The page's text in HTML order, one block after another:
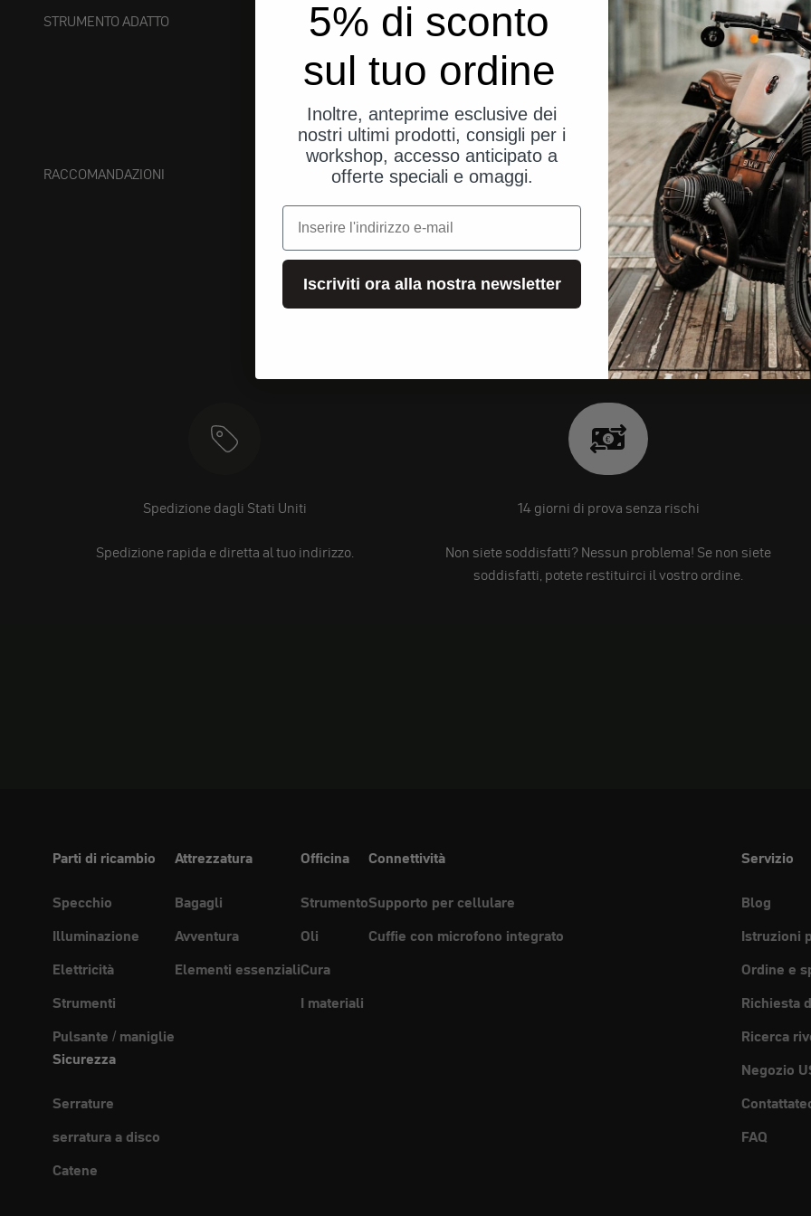
STRUMENTO ADATTO
RACCOMANDAZIONI
Spedizione dagli Stati Uniti
Spedizione rapida e diretta al tuo indirizzo.
14 giorni di prova senza rischi
Non siete soddisfatti? Nessun problema! Se non siete
soddisfatti, potete restituirci il vostro ordine.
Parti di ricambio
Specchio
Illuminazione
Elettricità
Strumenti
Pulsante / maniglie
Attrezzatura
Bagagli
Avventura
Elementi essenziali
Officina
Strumento
Oli
Cura
I materiali
Connettività
Supporto per cellulare
Cuffie con microfono integrato
Sicurezza
Serrature
serratura a disco
Catene
Servizio
Blog
Istruzioni
Ordine e
Richiesta
Ricerca
Negozio
FAQ
5% di sconto
sul tuo ordine
Inoltre, anteprime esclusive dei
nostri ultimi prodotti, consigli per i
workshop, accesso anticipato a
offerte speciali e omaggi.
e-mail
Iscriviti ora alla nostra newsletter